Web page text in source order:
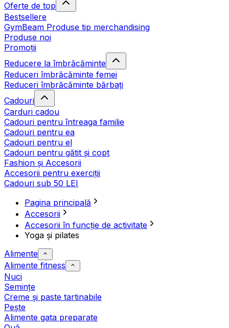
Oferte de top
Bestsellere
GymBeam Produse tip merchandising
Produse noi
Promoții
Reducere la îmbrăcăminte
Reduceri îmbrăcăminte femei
Reduceri îmbrăcăminte bărbați
Cadouri
Carduri cadou
Cadouri pentru întreaga familie
Cadouri pentru ea
Cadouri pentru el
Cadouri pentru gătit și copt
Fashion și Accesorii
Accesorii pentru exerciții
Cadouri sub 50 LEI
Pagina principală
Accesorii
Accesorii în funcție de activitate
Yoga și pilates
Alimente
Alimente fitness
Nuci
Semințe
Creme și paste tartinabile
Pește
Alimente gata preparate